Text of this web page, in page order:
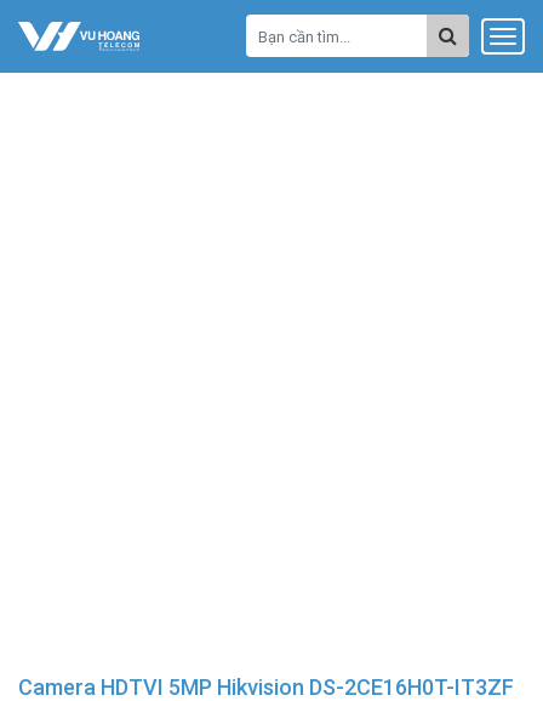
Camera HDTVI 5MP Hikvision DS-2CE16H0T-IT3ZF